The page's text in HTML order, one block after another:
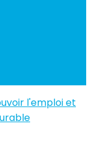
l'emploi et